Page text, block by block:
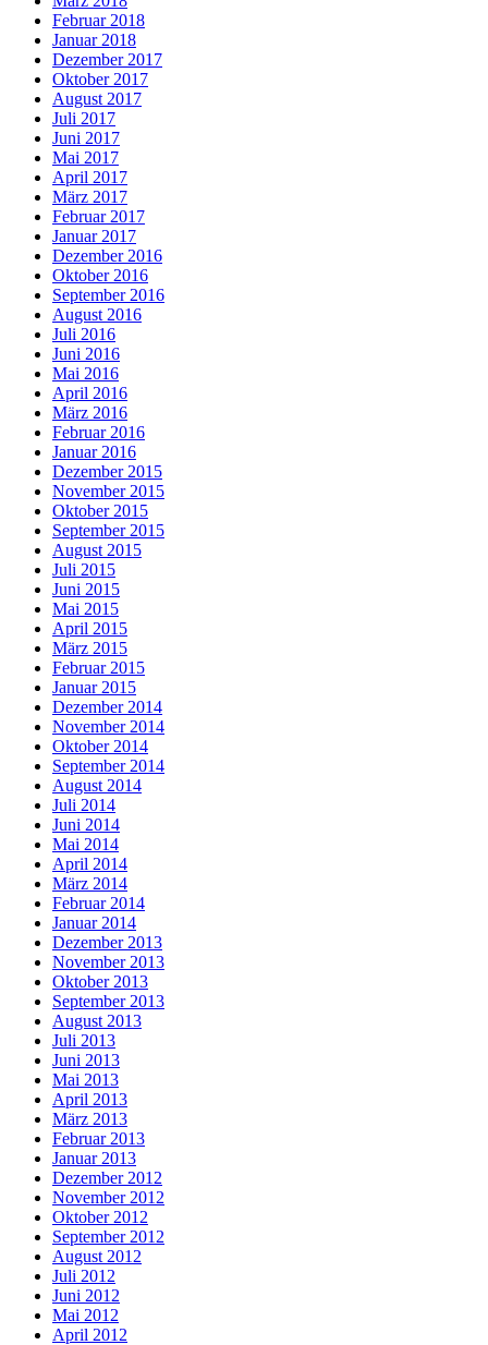
Februar 2018
Januar 2018
Dezember 2017
Oktober 2017
August 2017
Juli 2017
Juni 2017
Mai 2017
April 2017
März 2017
Februar 2017
Januar 2017
Dezember 2016
Oktober 2016
September 2016
August 2016
Juli 2016
Juni 2016
Mai 2016
April 2016
März 2016
Februar 2016
Januar 2016
Dezember 2015
November 2015
Oktober 2015
September 2015
August 2015
Juli 2015
Juni 2015
Mai 2015
April 2015
März 2015
Februar 2015
Januar 2015
Dezember 2014
November 2014
Oktober 2014
September 2014
August 2014
Juli 2014
Juni 2014
Mai 2014
April 2014
März 2014
Februar 2014
Januar 2014
Dezember 2013
November 2013
Oktober 2013
September 2013
August 2013
Juli 2013
Juni 2013
Mai 2013
April 2013
März 2013
Februar 2013
Januar 2013
Dezember 2012
November 2012
Oktober 2012
September 2012
August 2012
Juli 2012
Juni 2012
Mai 2012
April 2012